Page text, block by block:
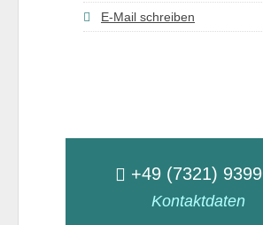
E-Mail schreiben
+49 (7321)
Kontaktdaten